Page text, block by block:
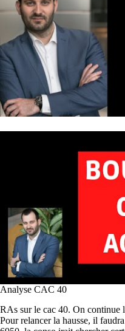
Analyse CAC 40
RAs sur le cac 40. On continue
Pour relancer la hausse, il